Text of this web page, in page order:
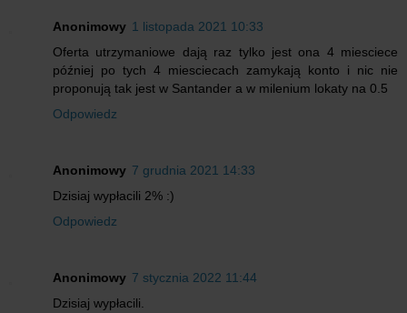
Anonimowy 1 listopada 2021 10:33
Oferta utrzymaniowe dają raz tylko jest ona 4 miesciece
później po tych 4 miesciecach zamykają konto i nic nie
proponują tak jest w Santander a w milenium lokaty na 0.5
Odpowiedz
Anonimowy 7 grudnia 2021 14:33
Dzisiaj wypłacili 2% :)
Odpowiedz
Anonimowy 7 stycznia 2022 11:44
Dzisiaj wypłacili.